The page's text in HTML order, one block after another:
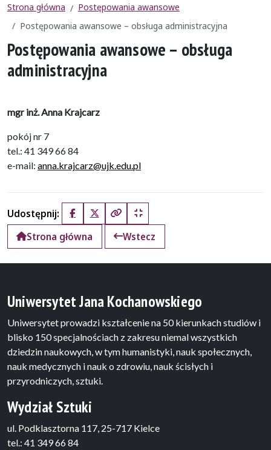
Strona główna
Postępowania awansowe
Postępowania awansowe – obsługa administracyjna
Postępowania awansowe – obsługa
administracyjna
mgr inż. Anna Krajcarz
pokój nr 7
tel.: 41 349 66 84
e-mail: anna.krajcarz@ujk.edu.pl
Udostępnij: FacebookX (Twitter)
Kopiuj pełny link
Kopiuj krótki link
Strona główna
Wstecz
Uniwersytet Jana Kochanowskiego
Uniwersytet prowadzi kształcenie na 50 kierunkach studiów i
blisko 150 specjalnościach z zakresu niemal wszystkich
dziedzin naukowych, w tym humanistyki, nauk społecznych,
nauk medycznych i nauk o zdrowiu, nauk ścisłych i
przyrodniczych, sztuki.
Wydział Sztuki
ul. Podklasztorna 117, 25-717 Kielce
tel.: 41 349 66 84